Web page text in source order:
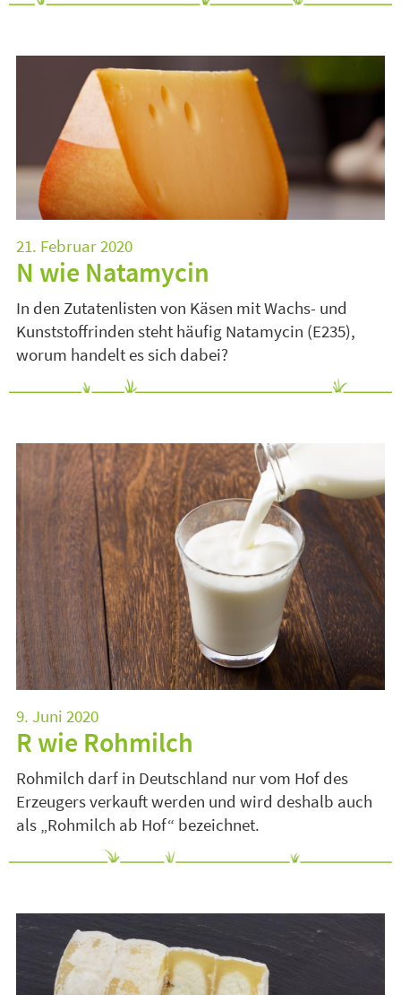
21. Februar 2020
N wie Natamycin
In den Zutatenlisten von Käsen mit Wachs- und
Kunststoffrinden steht häufig Natamycin (E235),
worum handelt es sich dabei?
9. Juni 2020
R wie Rohmilch
Rohmilch darf in Deutschland nur vom Hof des
Erzeugers verkauft werden und wird deshalb auch
als „Rohmilch ab Hof“ bezeichnet.